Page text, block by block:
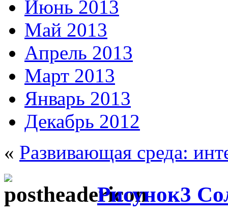
Июнь 2013
Май 2013
Апрель 2013
Март 2013
Январь 2013
Декабрь 2012
« Развивающая среда:
Рисунок3